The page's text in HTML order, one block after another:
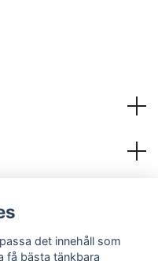
det innehåll som
få bästa tänkbara